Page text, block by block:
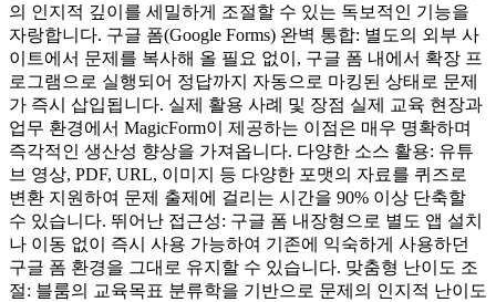
의 인지적 깊이를 세밀하게 조절할 수 있는 독보적인 기능을
자랑합니다. 구글 폼(Google Forms) 완벽 통합: 별도의 외부 사
이트에서 문제를 복사해 올 필요 없이, 구글 폼 내에서 확장 프
로그램으로 실행되어 정답까지 자동으로 마킹된 상태로 문제
가 즉시 삽입됩니다. 실제 활용 사례 및 장점 실제 교육 현장과
업무 환경에서 MagicForm이 제공하는 이점은 매우 명확하며
즉각적인 생산성 향상을 가져옵니다. 다양한 소스 활용: 유튜
브 영상, PDF, URL, 이미지 등 다양한 포맷의 자료를 퀴즈로
변환 지원하여 문제 출제에 걸리는 시간을 90% 이상 단축할
수 있습니다. 뛰어난 접근성: 구글 폼 내장형으로 별도 앱 설치
나 이동 없이 즉시 사용 가능하여 기존에 익숙하게 사용하던
구글 폼 환경을 그대로 유지할 수 있습니다. 맞춤형 난이도 조
절: 블룸의 교육목표 분류학을 기반으로 문제의 인지적 난이도